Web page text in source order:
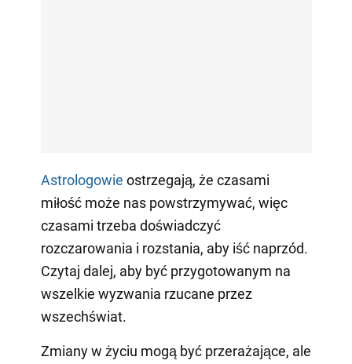
Astrologowie ostrzegają, że czasami
miłość może nas powstrzymywać, więc
czasami trzeba doświadczyć
rozczarowania i rozstania, aby iść naprzód.
Czytaj dalej, aby być przygotowanym na
wszelkie wyzwania rzucane przez
wszechświat.
Zmiany w życiu mogą być przerażające, ale